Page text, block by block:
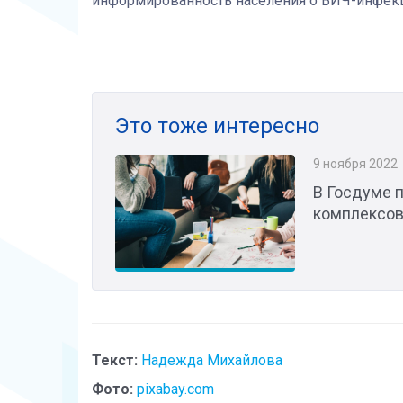
Это тоже интересно
9 ноября 2022
В Госдуме
комплексов
Текст: Надежда Михайлова
Фото: pixabay.com